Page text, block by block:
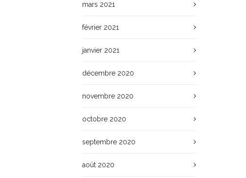
mars 2021
février 2021
janvier 2021
décembre 2020
novembre 2020
octobre 2020
septembre 2020
août 2020